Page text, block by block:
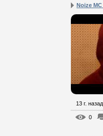
Noize
13 г. назад
0